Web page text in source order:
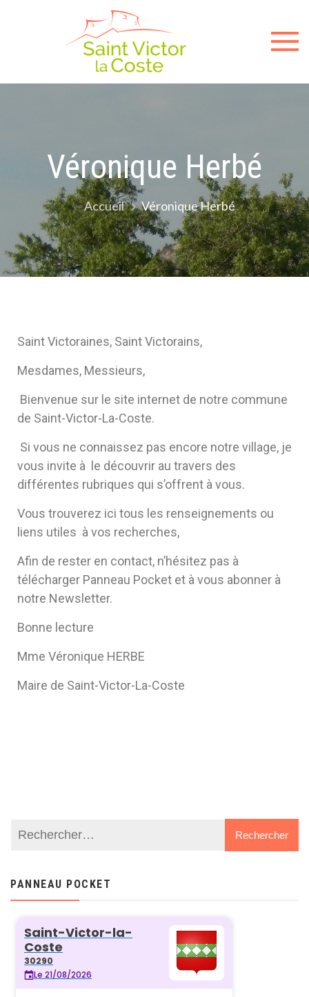
Site
de
la-
Véronique Herbé
Accueil Véronique Herbé
Saint Victoraines, Saint Victorains,
Mesdames, Messieurs,
Bienvenue sur le site internet de notre commune
de Saint-Victor-La-Coste.
Si vous ne connaissez pas encore notre village, je
vous invite à le découvrir au travers des
différentes rubriques qui s’offrent à vous.
Vous trouverez ici tous les renseignements ou
liens utiles à vos recherches,
Afin de rester en contact, n’hésitez pas à
télécharger Panneau Pocket et à vous abonner à
notre Newsletter.
Bonne lecture
Mme Véronique HERBE
Maire de Saint-Victor-La-Coste
PANNEAU POCKET